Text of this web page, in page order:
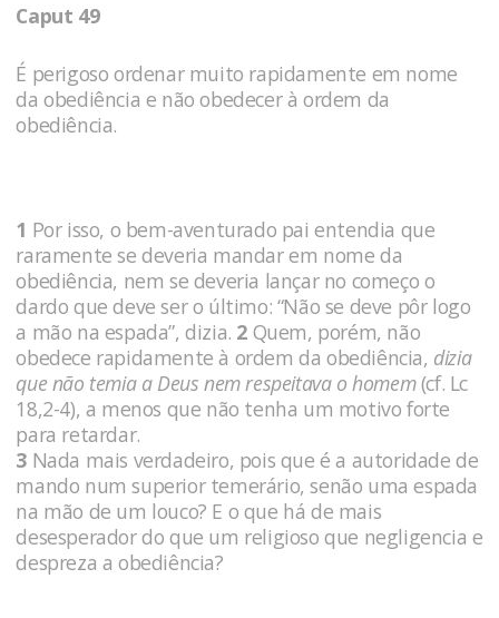
Caput 49
É perigoso ordenar muito rapidamente em nome
da obediência e não obedecer à ordem da
obediência.
1 Por isso, o bem-aventurado pai entendia que
raramente se deveria man­dar em nome da
obediência, nem se deveria lançar no começo o
dardo que deve ser o último: “Não se deve pôr logo
a mão na espada”, dizia. 2 Quem, porém, não
obedece rapidamente à ordem da obediência, dizia
que não temia a Deus nem respeita­va o homem(cf. Lc
18,2-4), a menos que não tenha um motivo forte
para retardar.
3 Nada mais verdadeiro, pois que é a autoridade de
mando num su­perior temerário, senão uma espada
na mão de um louco? E o que há de mais
desesperador do que um religioso que negli­gencia e
despreza a obediência?